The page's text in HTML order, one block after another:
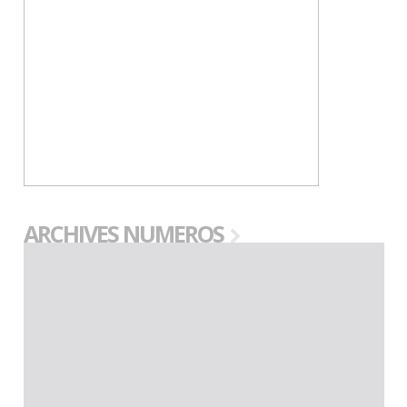
ARCHIVES NUMEROS